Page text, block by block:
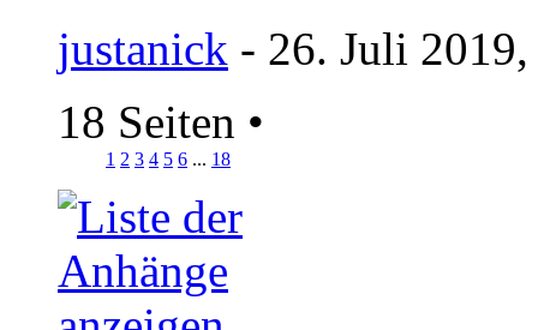
justanick - 26. Juli
18 Seiten •
1 2 3 4 5 6 ... 18